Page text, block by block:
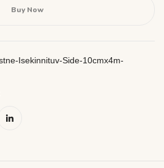
Buy Now
Isekinnituv-Side-10cmx4m-